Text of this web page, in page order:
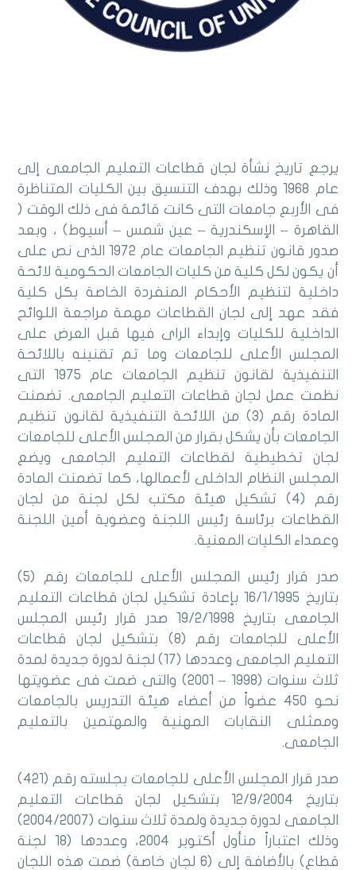
يرجع تاريخ نشأة لجان قطاعات التعليم الجامعى إلى
عام 1968 وذلك بهدف التنسيق بين الكليات المتناظرة
فى الأربع جامعات التى كانت قائمة فى ذلك الوقت (
القاهرة – الإسكندرية – عين شمس – أسيوط) ، وبعد
صدور قانون تنظيم الجامعات عام 1972 الذى نص على
أن يكون لكل كلية من كليات الجامعات الحكومية لائحة
داخلية لتنظيم الأحكام المنفردة الخاصة بكل كلية
فقد عهد إلى لجان القطاعات مهمة مراجعة اللوائح
الداخلية للكليات وإبداء الراى فيها قبل العرض على
المجلس الأعلى للجامعات وما تم تقنينه باللائحة
التنفيذية لقانون تنظيم الجامعات عام 1975 التى
نظمت عمل لجان قطاعات التعليم الجامعى. تضمنت
المادة رقم (3) من اللائحة التنفيذية لقانون تنظيم
الجامعات بأن يشكل بقرار من المجلس الأعلى للجامعات
لجان تخطيطية لقطاعات التعليم الجامعى ويضع
المجلس النظام الداخلى لأعمالها، كما تضمنت المادة
رقم (4) تشكيل هيئة مكتب لكل لجنة من لجان
القطاعات برئاسة رئيس اللجنة وعضوية أمين اللجنة
وعمداء الكليات المعنية.
صدر قرار رئيس المجلس الأعلى للجامعات رقم (5)
بتاريخ 16/1/1995 بإعادة تشكيل لجان قطاعات التعليم
الجامعى بتاريخ 19/2/1998 صدر قرار رئيس المجلس
الأعلى للجامعات رقم (8) بتشكيل لجان قطاعات
التعليم الجامعى وعددها (17) لجنة لدورة جديدة لمدة
ثلاث سنوات (1998 – 2001) والتى ضمت فى عضويتها
نحو 450 عضواً من أعضاء هيئة التدريس بالجامعات
وممثلى النقابات المهنية والمهتمين بالتعليم
الجامعى.
صدر قرار المجلس الأعلى للجامعات بجلسته رقم (421)
بتاريخ 12/9/2004 بتشكيل لجان قطاعات التعليم
الجامعى لدورة جديدة ولمدة ثلاث سنوات (2004/2007)
وذلك اعتباراً منأول أكتوبر 2004، وعددها (18 لجنة
قطاع) بالأضافة إلى (6 لجان خاصة) ضمت هذه اللجان